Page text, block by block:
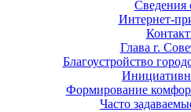
Сведения
Интернет-
Глава г.
Благоустройство
Формирование
Часто